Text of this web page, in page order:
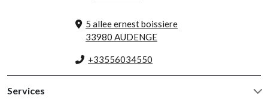
5 allee ernest boissiere
33980 AUDENGE
+33556034550
Services